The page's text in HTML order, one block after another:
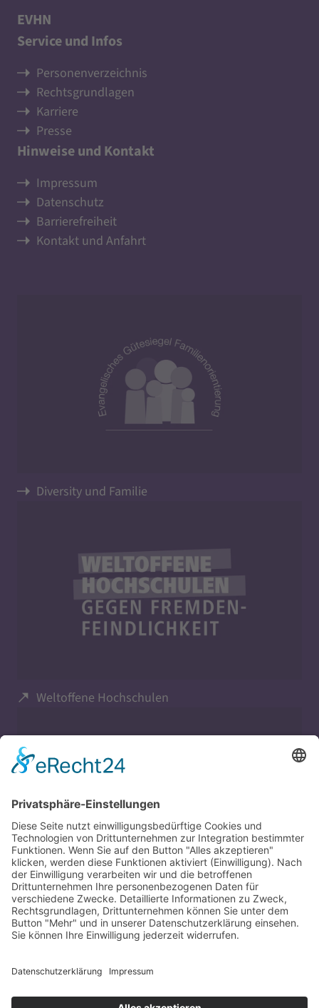
EVHN
Service und Infos
Personenverzeichnis
Rechtsgrundlagen
Karriere
Presse
Hinweise und Kontakt
Impressum
Datenschutz
Barrierefreiheit
Kontakt und Anfahrt
Diversity und Familie
Weltoffene Hochschulen
Evangelisch in Bayern